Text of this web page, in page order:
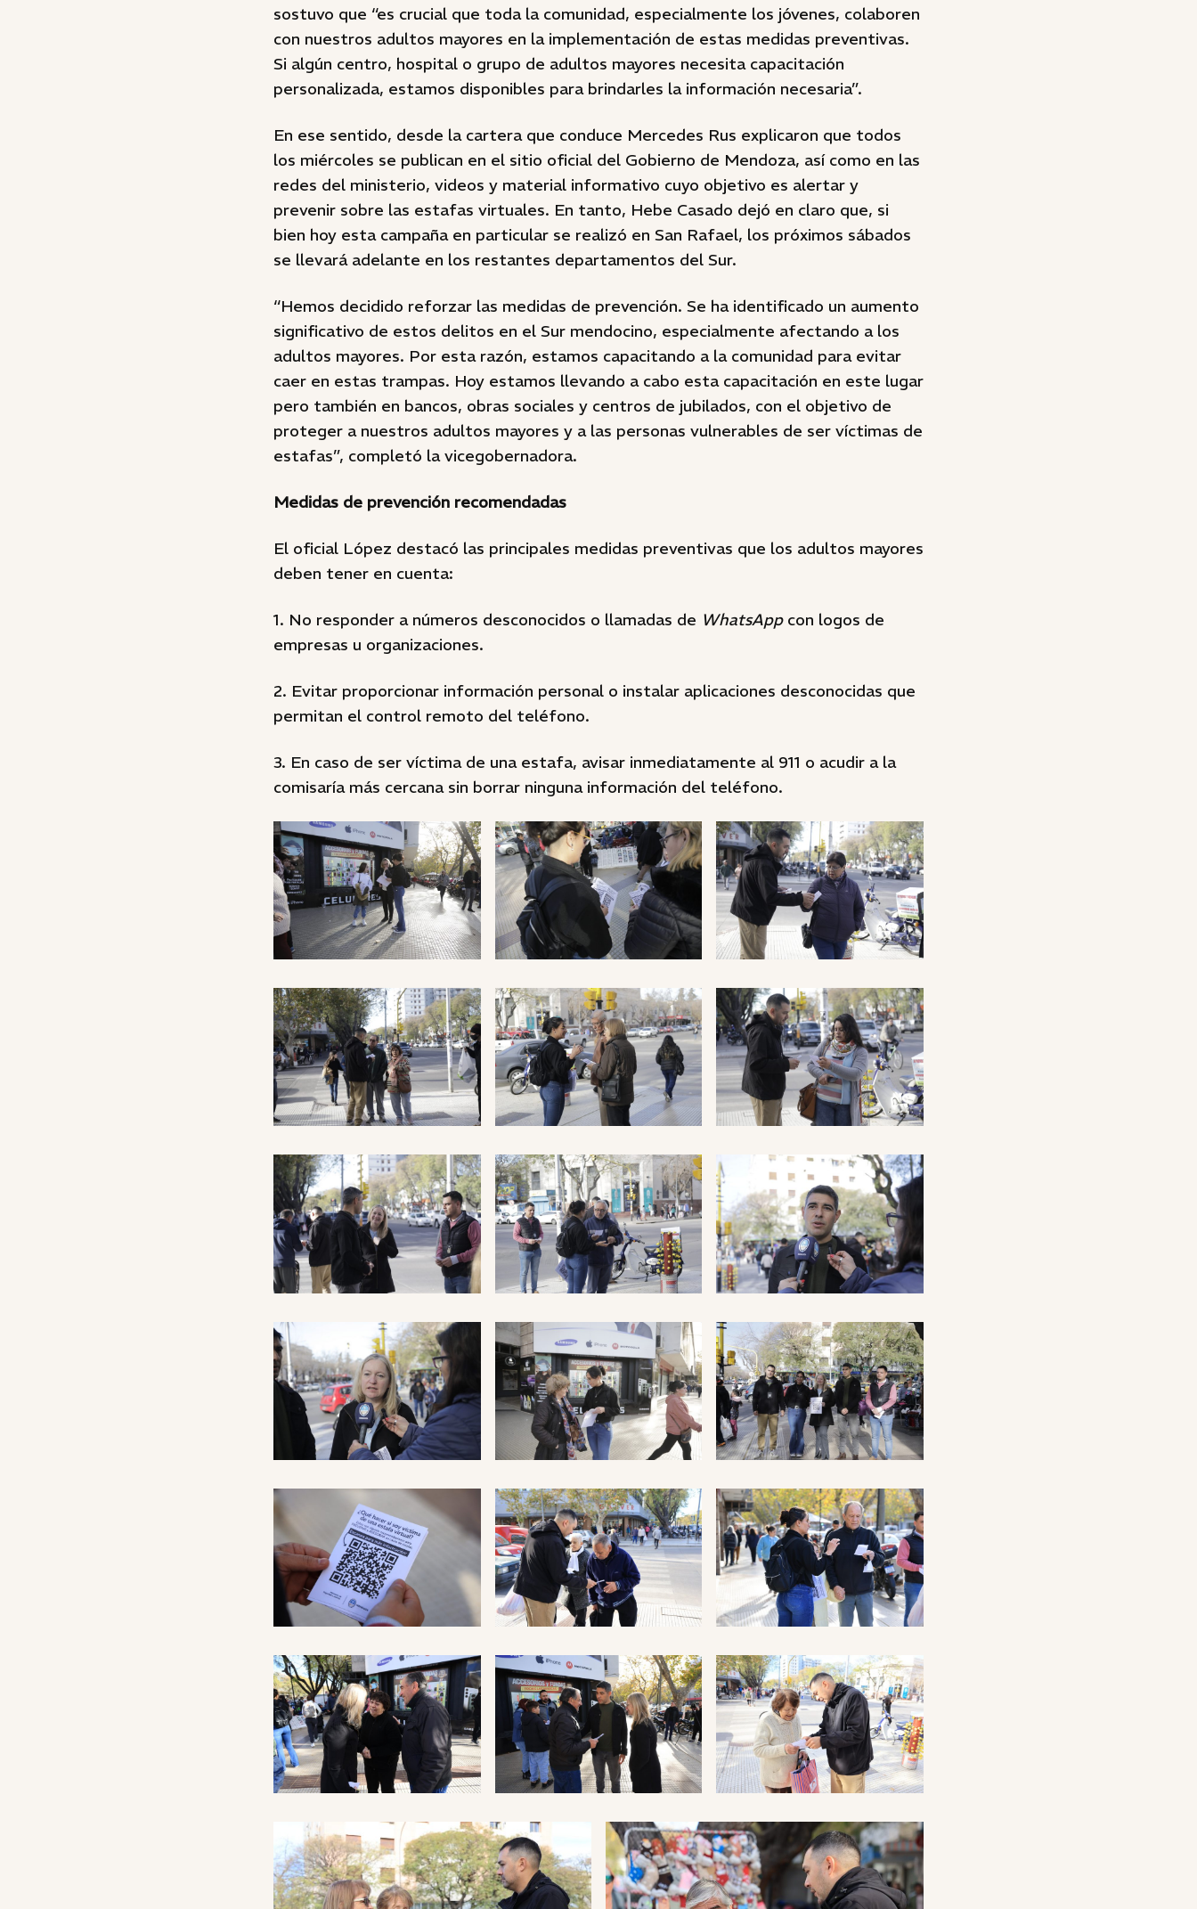
sostuvo que “es crucial que toda la comunidad, especialmente los jóvenes, colaboren
con nuestros adultos mayores en la implementación de estas medidas preventivas.
Si algún centro, hospital o grupo de adultos mayores necesita capacitación
personalizada, estamos disponibles para brindarles la información necesaria”.
En ese sentido, desde la cartera que conduce Mercedes Rus explicaron que todos
los miércoles se publican en el sitio oficial del Gobierno de Mendoza, así como en las
redes del ministerio, videos y material informativo cuyo objetivo es alertar y
prevenir sobre las estafas virtuales. En tanto, Hebe Casado dejó en claro que, si
bien hoy esta campaña en particular se realizó en San Rafael, los próximos sábados
se llevará adelante en los restantes departamentos del Sur.
“Hemos decidido reforzar las medidas de prevención. Se ha identificado un aumento
significativo de estos delitos en el Sur mendocino, especialmente afectando a los
adultos mayores. Por esta razón, estamos capacitando a la comunidad para evitar
caer en estas trampas. Hoy estamos llevando a cabo esta capacitación en este lugar
pero también en bancos, obras sociales y centros de jubilados, con el objetivo de
proteger a nuestros adultos mayores y a las personas vulnerables de ser víctimas de
estafas”, completó la vicegobernadora.
Medidas de prevención recomendadas
El oficial López destacó las principales medidas preventivas que los adultos mayores
deben tener en cuenta:
1. No responder a números desconocidos o llamadas de WhatsApp con logos de
empresas u organizaciones.
2. Evitar proporcionar información personal o instalar aplicaciones desconocidas que
permitan el control remoto del teléfono.
3. En caso de ser víctima de una estafa, avisar inmediatamente al 911 o acudir a la
comisaría más cercana sin borrar ninguna información del teléfono.